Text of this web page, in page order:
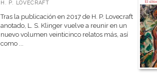
H. P. LOVECRAFT
Tras la publicación en 2017 de H. P. Lovecraft
anotado, L. S. Klinger vuelve a reunir en un
nuevo volumen veinticinco relatos más, así
como ...